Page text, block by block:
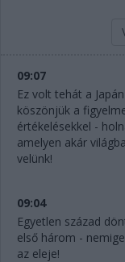
09:07
Ez volt tehát a
köszönjük a
értékelésekkel -
amelyen akár
velünk!
09:04
Egyetlen század
első három -
az eleje!